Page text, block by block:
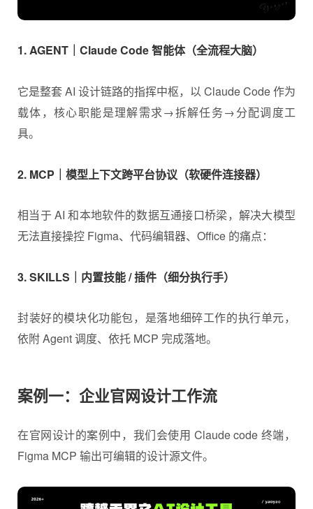
Agent+MCP+Skills，需要了解Agent（Claude Code 智
能体）+MCP 跨平台协议 + Skills 内置插件
1. AGENT｜Claude Code 智能体（全流程大脑）
载体，核心职能是理解需求→拆解任务→分配调度工
2. MCP｜模型上下文跨平台协议（软硬件连接器）
相当于 AI 和本地软件的数据互通接口桥梁，解决大模型